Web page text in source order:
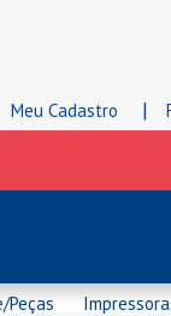
Meu Cadastro |
Peças